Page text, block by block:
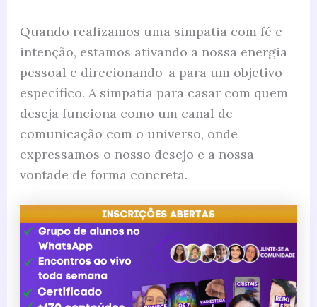
Quando realizamos uma simpatia com fé e
intenção, estamos ativando a nossa energia
pessoal e direcionando-a para um objetivo
específico. A simpatia para casar com quem
deseja funciona como um canal de
comunicação com o universo, onde
expressamos o nosso desejo e a nossa
vontade de forma concreta.